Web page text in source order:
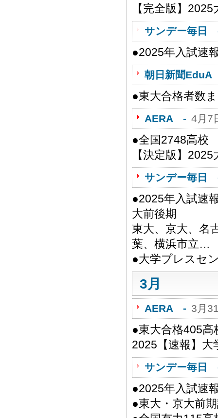
【完全版】
サンデー毎日
●2025年入試速
朝日新聞
●東大合格者数
AERA - 4月7
●全国2748高校
【決定版】
サンデー毎日
●2025年入試速
大前後期
東大、京大、名
葉、横浜市立…
●大学プレスセ
3月
AERA - 3月
●東大合格405
2025【速報】
サンデー毎日
●2025年入試速
●東大・京大前